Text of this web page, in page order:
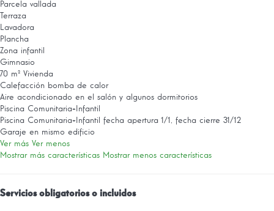
Parcela vallada
Terraza
Lavadora
Plancha
Zona infantil
Gimnasio
70 m² Vivienda
Calefacción bomba de calor
Aire acondicionado en el salón y algunos dormitorios
Piscina Comunitaria+Infantil
Piscina Comunitaria+Infantil fecha apertura 1/1, fecha cierre 31/12
Garaje en mismo edificio
Ver más Ver menos
Mostrar más características Mostrar menos características
Servicios obligatorios o incluidos